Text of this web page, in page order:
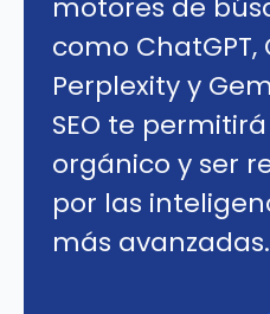
como ChatGPT,
Perplexity y
SEO te
orgánico y ser
por las
más avanzadas.